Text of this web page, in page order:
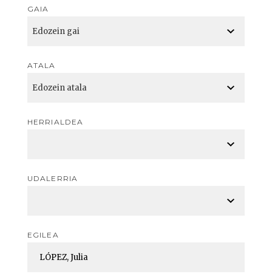
GAIA
ATALA
HERRIALDEA
UDALERRIA
EGILEA